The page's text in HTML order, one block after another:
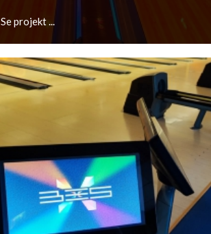
Se projekt ...
Sittard, NL
Se projekt ...